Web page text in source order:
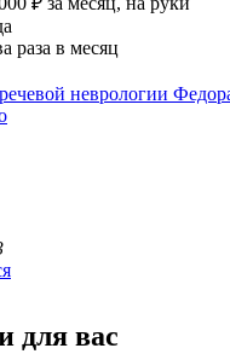
раза в месяц
неврологии
для вас